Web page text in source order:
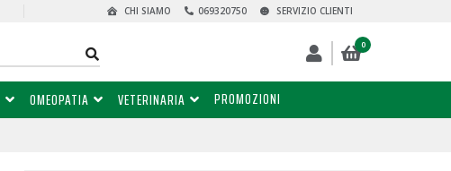
SERVIZIO CLIENTI
069320750
CHI SIAMO
0
OMEOPATIA VETERINARIA PROMOZIONI